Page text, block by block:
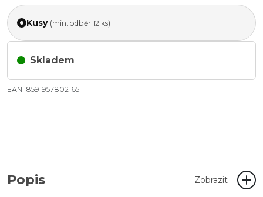
Kusy (min. odběr 12 ks)
Skladem
EAN: 8591957802165
Popis Zobrazit